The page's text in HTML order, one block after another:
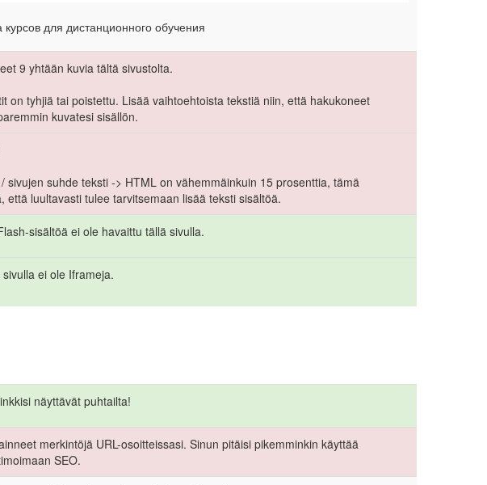
курсов для дистанционного обучения
9 yhtään kuvia tältä sivustolta.
on tyhjiä tai poistettu. Lisää vaihtoehtoista tekstiä niin, että hakukoneet
kuvatesi sisällön.
sivujen suhde teksti -> HTML on vähemmäinkuin 15 prosenttia, tämä
että luultavasti tulee tarvitsemaan lisää teksti sisältöä.
sisältöä ei ole havaittu tällä sivulla.
ei ole Iframeja.
näyttävät puhtailta!
merkintöjä URL-osoitteissasi. Sinun pitäisi pikemminkin käyttää
SEO.